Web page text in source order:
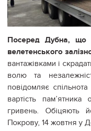
Посеред Дубна, що
велетенського
вантажівками і
волю та
повідомляє
вартість
гривень. Обіцяють
Покрову, 14 жовтня у